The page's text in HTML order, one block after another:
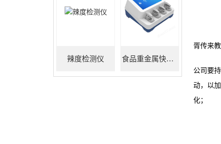
辣度检测仪 食品重金属快速检测仪
胥传来
公司要
动，以
化；